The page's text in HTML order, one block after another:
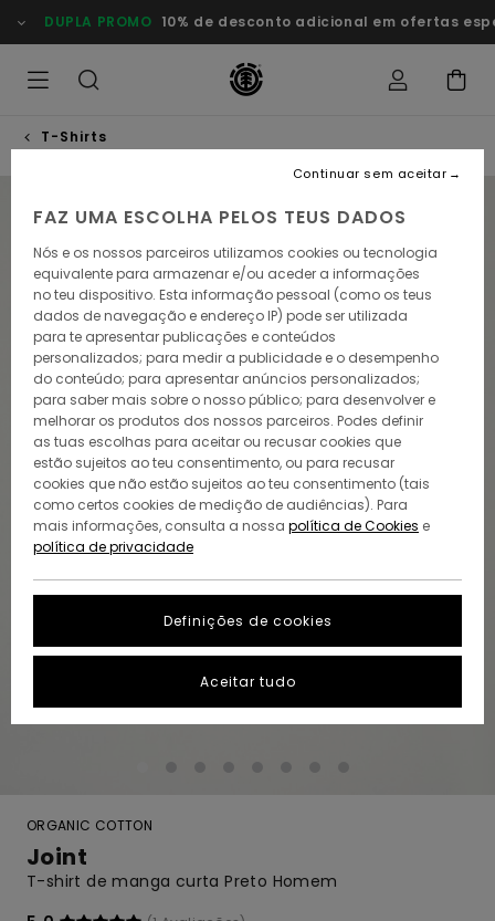
para
a
DUPLA PROMO 10% de desconto adicional em ofertas
T-Shirts
ORGANIC COTTON
Joint
T-shirt de manga curta Preto Homem
FAZ UMA ESCOLHA PELOS TEUS DADOS
Nós e os nossos parceiros utilizamos cookies ou tecnologia
equivalente para armazenar e/ou aceder a informações
no teu dispositivo. Esta informação pessoal (como os teus
dados de navegação e endereço IP) pode ser utilizada
para te apresentar publicações e conteúdos
personalizados; para medir a publicidade e o desempenho
do conteúdo; para apresentar anúncios personalizados;
para saber mais sobre o nosso público; para desenvolver e
melhorar os produtos dos nossos parceiros. Podes definir
as tuas escolhas para aceitar ou recusar cookies que
estão sujeitos ao teu consentimento, ou para recusar
cookies que não estão sujeitos ao teu consentimento (tais
como certos cookies de medição de audiências). Para
mais informações, consulta a nossa política de Cookies e
política de privacidade
Definições de cookies
Continuar sem aceitar
Aceitar tudo